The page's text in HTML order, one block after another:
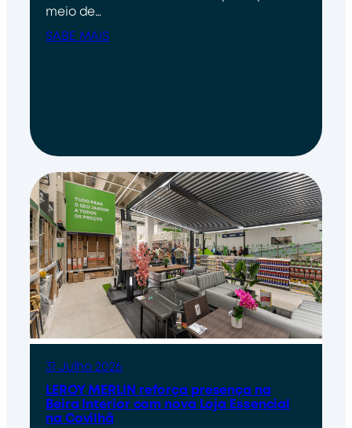
meio de…
SABE MAIS
31 Julho 2026
LEROY MERLIN reforça presença na
Beira Interior com nova Loja Essencial
na Covilhã